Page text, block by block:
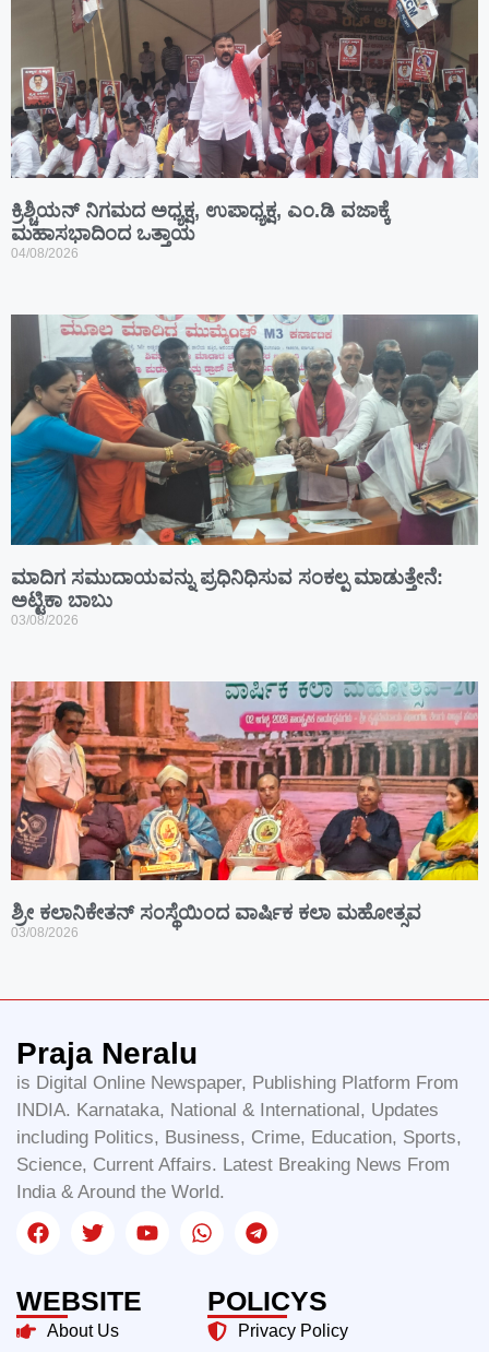
ಕ್ರಿಶ್ಚಿಯನ್ ನಿಗಮದ ಅಧ್ಯಕ್ಷ, ಉಪಾಧ್ಯಕ್ಷ, ಎಂ.ಡಿ ವಜಾಕ್ಕೆ
ಮಹಾಸಭಾದಿಂದ ಒತ್ತಾಯ
04/08/2026
ಮಾದಿಗ ಸಮುದಾಯವನ್ನು ಪ್ರಧಿನಿಧಿಸುವ ಸಂಕಲ್ಪ ಮಾಡುತ್ತೇನೆ:
ಅಟ್ಟಿಕಾ ಬಾಬು
03/08/2026
ಶ್ರೀ ಕಲಾನಿಕೇತನ್ ಸಂಸ್ಥೆಯಿಂದ ವಾರ್ಷಿಕ ಕಲಾ ಮಹೋತ್ಸವ
03/08/2026
Praja Neralu
is Digital Online Newspaper, Publishing Platform From
INDIA. Karnataka, National & International, Updates
including Politics, Business, Crime, Education, Sports,
Science, Current Affairs. Latest Breaking News From
India & Around the World.
WEBSITE
About Us
POLICYS
Privacy Policy